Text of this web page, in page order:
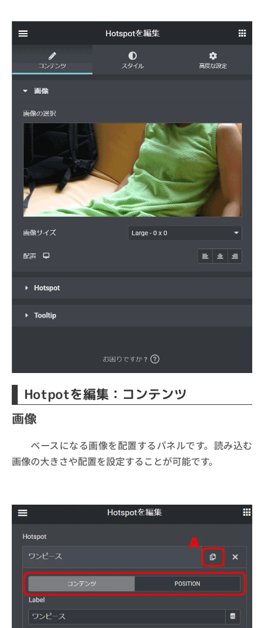
Hotpotを編集：コンテンツ
画像
ベースになる画像を配置するパネルです。読み込む
画像の大きさや配置を設定することが可能です。